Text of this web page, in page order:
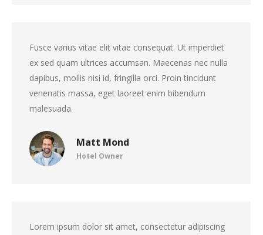
Matt Mond
Hotel Owner
Fusce varius vitae elit vitae consequat. Ut imperdiet
ex sed quam ultrices accumsan. Maecenas nec nulla
dapibus, mollis nisi id, fringilla orci. Proin tincidunt
venenatis massa, eget laoreet enim bibendum
malesuada.
Lorem ipsum dolor sit amet, consectetur adipiscing